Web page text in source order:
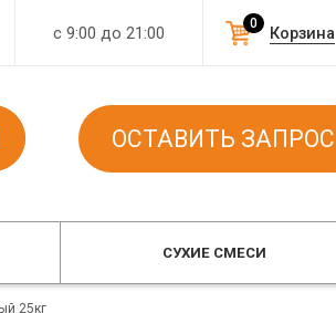
с 9:00 до 21:00 Корзина
0
ОСТАВИТЬ ЗАПРОС
СУХИЕ СМЕСИ
25кг